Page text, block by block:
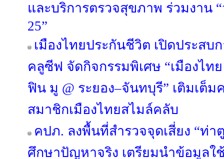
และบริการตรวจสุขภาพ ร่วมงาน
25”
เมืองไทยประกันชีวิต เปิดประสบ
คลูซีฟ จัดกิจกรรมพิเศษ “เมืองไท
ฟิน มู @ ระยอง–จันทบุรี” เติมเต็
สมาชิกเมืองไทยสไมล์คลับ
คปภ. ลงพื้นที่สำรวจจุดเสี่ยง “ท่า
ศึกษาปัญหาจริง เตรียมนำข้อมูล